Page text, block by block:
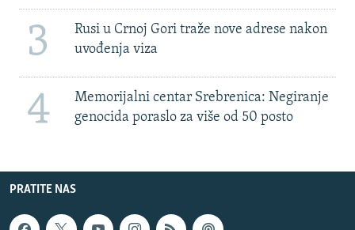
3
Rusi u Crnoj Gori traže nove adrese nakon
uvođenja viza
4
Memorijalni centar Srebrenica: Negiranje
genocida poraslo za više od 50 posto
PRATITE NAS